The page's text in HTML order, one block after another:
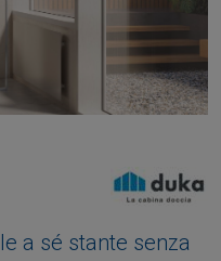
a sé stante senza